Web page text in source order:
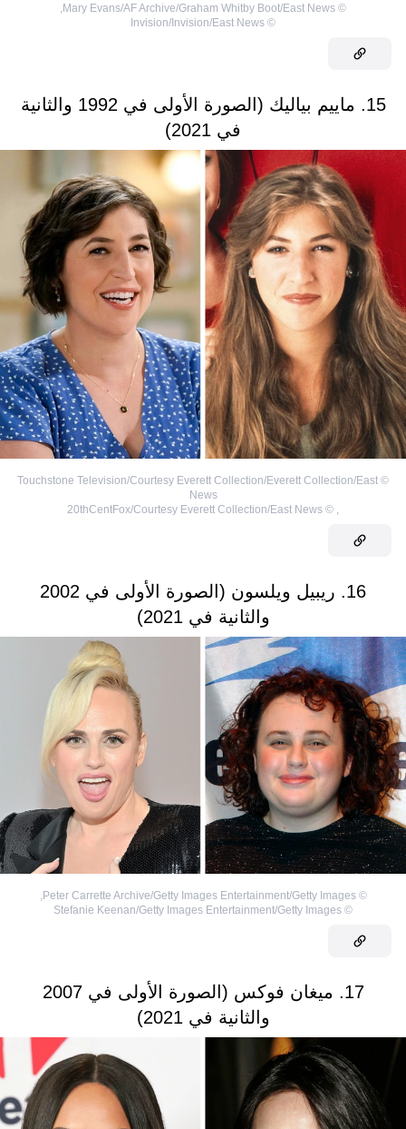
©
Mary Evans/AF Archive/Graham Whitby Boot/East News
©
Invision/Invision/East News
15. ماييم بياليك (الصورة الأولى في 1992 والثانية
في 2021)
©
Touchstone Television/Courtesy Everett Collection/Everett Collection/East
News
,
©
20thCentFox/Courtesy Everett Collection/East News
16. ريبيل ويلسون (الصورة الأولى في 2002
والثانية في 2021)
©
Peter Carrette Archive/Getty Images Entertainment/Getty Images
,
©
Stefanie Keenan/Getty Images Entertainment/Getty Images
17. ميغان فوكس (الصورة الأولى في 2007
والثانية في 2021)